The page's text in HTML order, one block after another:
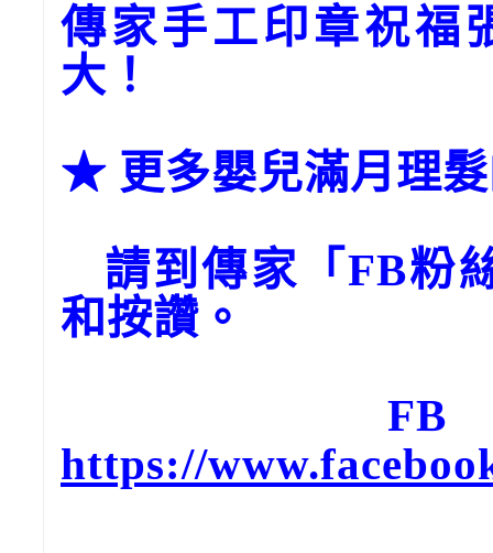
傳家手工印章祝福
大！
★ 更多嬰兒滿月理
請到傳家「FB粉
和按讚。
FB
https://